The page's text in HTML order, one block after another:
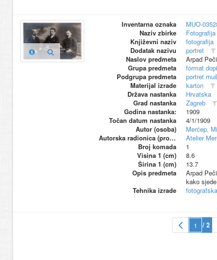
Inventarna oznaka
MUO-
Naziv zbirke
Književni naziv
fotografija
Dodatak nazivu
portret
Naslov predmeta
Arpad
Grupa predmeta
format
Podgrupa predmeta
portret
Materijal izrade
karton
Država nastanka
Hrvatska
Grad nastanka
Zagreb
Godina nastanka:
1909
Točan datum nastanka
4/1/1909
Autor (osoba)
Merćep,
Autorska radionica (proizvođač)
Atelier
Broj komada
1
Visina 1 (cm)
8.6
Širina 1 (cm)
13.7
Opis predmeta
Arpad
kako
Tehnika izrade
fotografska
/ 2